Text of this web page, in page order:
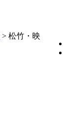
> 松竹・映